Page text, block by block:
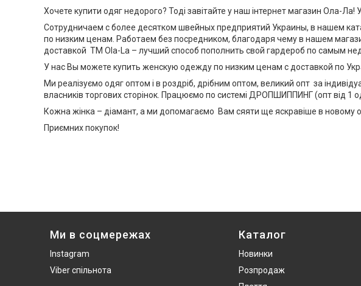
Хочете купити одяг недорого? Тоді завітайте у наш інтернет магазин Ола-
Сотрудничаем с более десятком швейных предприятий Украины, в нашем
по низким ценам. Работаем без посредником, благодаря чему в нашем
доставкой TM Ola-La – лучший способ пополнить свой гардероб по самым
У нас Вы можете купить женскую одежду по низким ценам с доставкой по
Ми реалізуємо одяг оптом і в роздріб, дрібним оптом, великий опт за
власників торгових сторінок. Працюємо по системі ДРОПШИППИНГ (опт від 1
Кожна жінка – діамант, а ми допомагаємо Вам сяяти ще яскравіше в новому
Приємних покупок!
Ми в соцмережах
Instagram
Viber спільнота
Каталог
Новинки
Розпродаж